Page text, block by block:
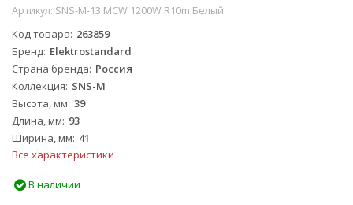
Артикул: SNS-M-13 MCW 1200W R10m Белый
Код товара 263859
Бренд Elektrostandard
Страна бренда Россия
Коллекция SNS-M
Высота, мм 39
Длина, мм 93
Ширина, мм 41
Все характеристики
В наличии